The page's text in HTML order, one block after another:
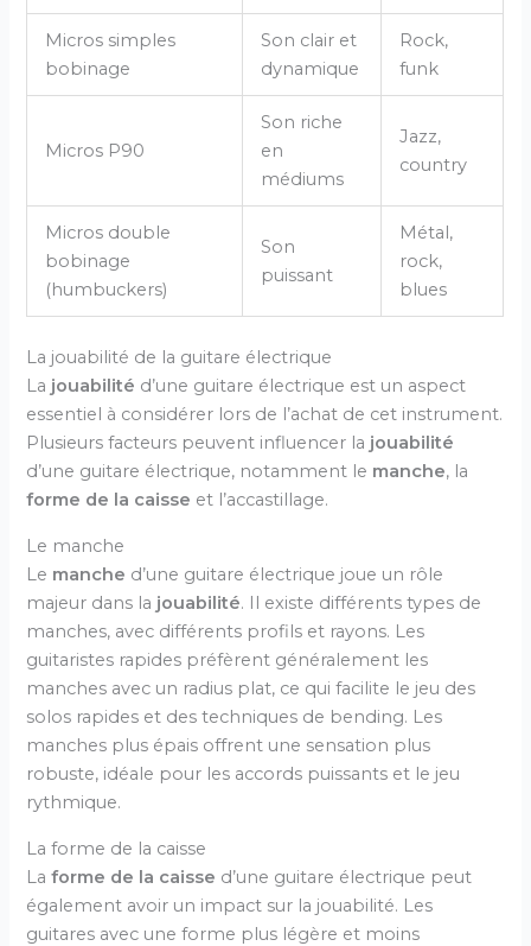
Micros simples
bobinage
Son clair et
dynamique
Rock,
funk
Micros P90
Son riche
en
médiums
Jazz,
country
Micros double
bobinage
(humbuckers)
Son
puissant
Métal,
rock,
blues
La jouabilité de la guitare électrique
La jouabilité d’une guitare électrique est un aspect
essentiel à considérer lors de l’achat de cet instrument.
Plusieurs facteurs peuvent influencer la jouabilité
d’une guitare électrique, notamment le manche, la
forme de la caisse et l’accastillage.
Le manche
Le manche d’une guitare électrique joue un rôle
majeur dans la jouabilité. Il existe différents types de
manches, avec différents profils et rayons. Les
guitaristes rapides préfèrent généralement les
manches avec un radius plat, ce qui facilite le jeu des
solos rapides et des techniques de bending. Les
manches plus épais offrent une sensation plus
robuste, idéale pour les accords puissants et le jeu
rythmique.
La forme de la caisse
Laforme de la caisse d’une guitare électrique peut
également avoir un impact sur la jouabilité. Les
guitares avec une forme plus légère et moins